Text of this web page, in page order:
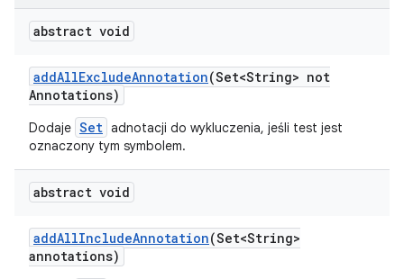
abstract void
addAllExcludeAnnotation(Set<String> not
Annotations)
Dodaje Set adnotacji do wykluczenia, jeśli test jest
oznaczony tym symbolem.
abstract void
addAllIncludeAnnotation(Set<String>
annotations)